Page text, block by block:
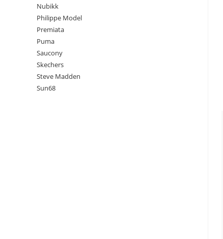
Nubikk
Philippe Model
Premiata
Puma
Saucony
Skechers
Steve Madden
Sun68